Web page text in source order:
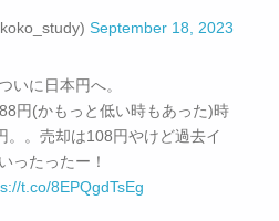
September 18, 2023
いに日本円へ。
円(かもっと低い時もあった)時
。。売却は108円やけど過去イ
ったったー！
t.co/8EPQgdTsEg